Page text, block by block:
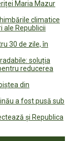
Maria Mazur
climatice
Republicii
30 de zile, în
soluția
reducerea
din
a fost pusă sub
și Republica